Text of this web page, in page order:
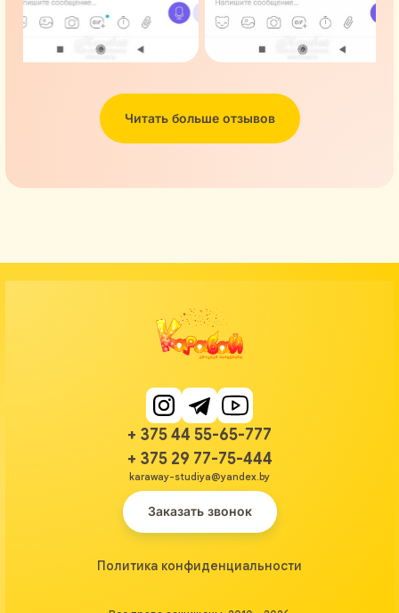
Читать больше отзывов
+ 375 44 55-65-777
+ 375 29 77-75-444
karaway-studiya@yandex.by
Заказать звонок
Политика конфиденциальности